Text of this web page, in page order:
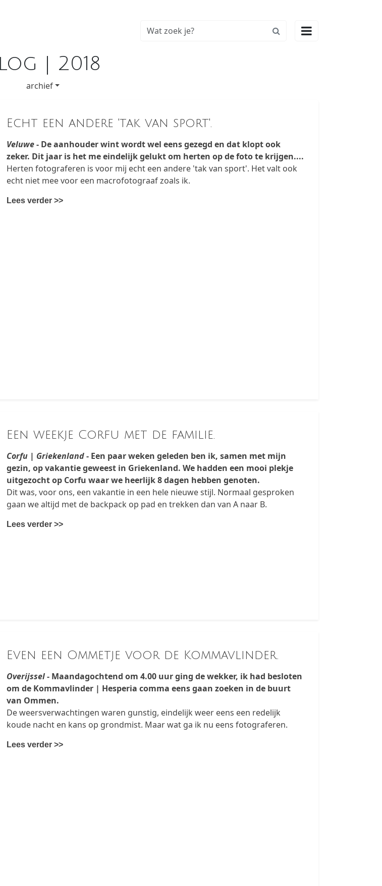

| 2018
archief
Echt een andere 'tak van sport'.
Veluwe- De aanhouder wint wordt wel eens gezegd en dat klopt ook
zeker. Dit jaar is het me eindelijk gelukt om herten op de foto te krijgen....
Herten fotograferen is voor mij echt een andere 'tak van sport'. Het valt ook
echt niet mee voor een macrofotograaf zoals ik.
Lees verder >>
Een weekje Corfu met de familie.
Corfu | Griekenland- Een paar weken geleden ben ik, samen met mijn
gezin, op vakantie geweest in Griekenland. We hadden een mooi plekje
uitgezocht op Corfu waar we heerlijk 8 dagen hebben genoten.
Dit was, voor ons, een vakantie in een hele nieuwe stijl. Normaal gesproken
gaan we altijd met de backpack op pad en trekken dan van A naar B.
Lees verder >>
Even een Ommetje voor de Kommavlinder.
Overijssel- Maandagochtend om 4.00 uur ging de wekker, ik had besloten
om de Kommavlinder | Hesperia comma eens gaan zoeken in de buurt
van Ommen.
De weersverwachtingen waren gunstig, eindelijk weer eens een redelijk
koude nacht en kans op grondmist. Maar wat ga ik nu eens fotograferen.
Lees verder >>